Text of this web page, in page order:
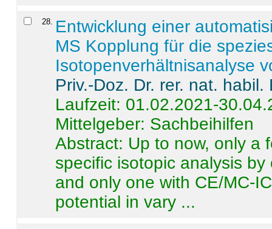
28. Entwicklung einer
MS Kopplung für die
Isotopenverhältnisanalyse
Priv.-Doz. Dr. rer. nat.
Laufzeit: 01.02.2021-
Mittelgeber: Sachbeihilfen
Abstract: Up to now, only a
specific isotopic analysis
and only one with CE/MC-
potential in vary ...